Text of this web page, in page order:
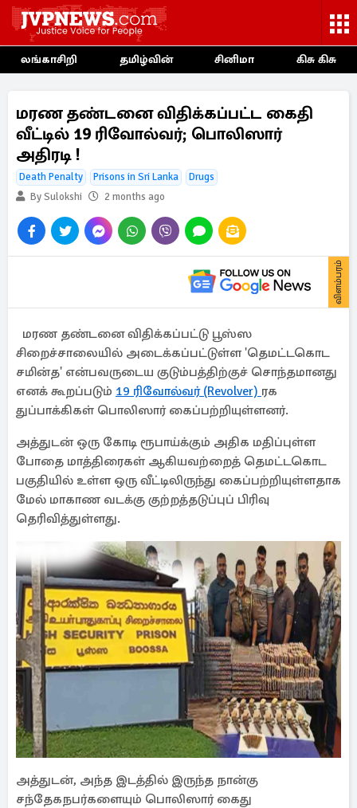
லங்காசிறி தமிழ்வின் சினிமா கிசு கிசு
மரண தண்டனை விதிக்கப்பட்ட கைதி
வீட்டில் 19 ரிவோல்வர்; பொலிஸார்
அதிரடி !
Death Penalty Prisons in Sri Lanka
Drugs
By Sulokshi
2 months ago
விளம்பரம்
மரண தண்டனை விதிக்கப்பட்டு பூஸ்ஸ
சிறைச்சாலையில் அடைக்கப்பட்டுள்ள 'தெமட்டகொட
சமின்த' என்பவருடைய குடும்பத்திற்குச் சொந்தமானது
எனக் கூறப்படும் 19 ரிவோல்வர் (Revolver) ரக
துப்பாக்கிகள் பொலிஸார் கைப்பற்றியுள்ளனர்.
அத்துடன் ஒரு கோடி ரூபாய்க்கும் அதிக மதிப்புள்ள
போதை மாத்திரைகள் ஆகியவற்றைத் தெமட்டகொட
பகுதியில் உள்ள ஒரு வீட்டிலிருந்து கைப்பற்றியுள்ளதாக
மேல் மாகாண வடக்கு குற்றத்தடுப்புப் பிரிவு
தெரிவித்துள்ளது.
அத்துடன், அந்த இடத்தில் இருந்த நான்கு
சந்தேகநபர்களையும் பொலிஸார் கைது